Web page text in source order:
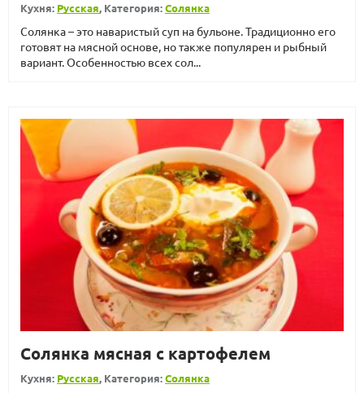
Кухня: Русская, Категория:Солянка
Солянка – это наваристый суп на бульоне. Традиционно его
готовят на мясной основе, но также популярен и рыбный
вариант. Особенностью всех сол...
Солянка мясная с картофелем
Кухня: Русская, Категория:Солянка